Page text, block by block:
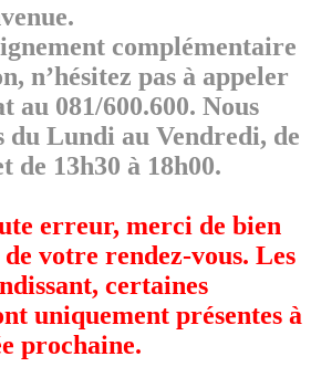
complémentaire
n’hésitez pas à appeler
au 081/600.600. Nous
du Lundi au Vendredi, de
de 13h30 à 18h00.
erreur, merci de bien
votre rendez-vous. Les
certaines
uniquement présentes à
prochaine.